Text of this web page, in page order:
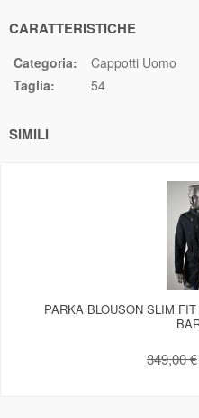
CARATTERISTICHE
Categoria:
Cappotti Uomo
Taglia:
54
SIMILI
PARKA BLOUSON SLIM
349,00 €